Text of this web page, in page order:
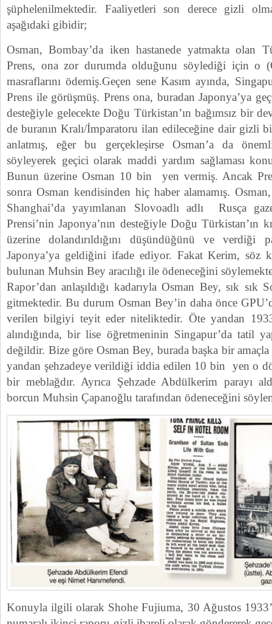
şüphelenilmektedir. Faaliyetleri son derece gizli
aşağıdaki gibidir;
Osman, Bombay’da iken hastanede yatmakta olan
Prens, ona zor durumda olduğunu söylediği için o
masraflarını ödemiş.Geçen sene Kasım ayında,
Prens ile görüşmüş. Prens ona, buradan Japonya’ya
desteğiyle gelecekte Doğu Türkistan’ın bağımsız bir
de buranın Kralı/İmparatoru ilan edileceğine dair gizli bir
anlatmış, eğer bu gerçekleşirse Osman’a da
söyleyerek geçici olarak maddi yardım sağlaması
Bunun üzerine Osman 10 bin yen vermiş. Ancak
sonra Osman kendisinden hiç haber alamamış.
Shanghai’da yayımlanan Slovoadlı adlı Rusça
Prensi’nin Japonya’nın desteğiyle Doğu Türkistan’ın
üzerine dolandırıldığını düşündüğünü ve verdiği
Japonya’ya geldiğini ifade ediyor. Fakat Kerim, söz
bulunan Muhsin Bey aracılığı ile ödeneceğini
Rapor’dan anlaşıldığı kadarıyla Osman Bey, sık
gitmektedir. Bu durum Osman Bey’in daha önce
verilen bilgiyi teyit eder niteliktedir. Öte yandan
alındığında, bir lise öğretmeninin Singapur’da tatil
değildir. Bize göre Osman Bey, burada başka bir
yandan şehzadeye verildiği iddia edilen 10 bin yen o
bir meblağdır. Ayrıca Şehzade Abdülkerim parayı
borcun Muhsin Çapanoğlu tarafından ödeneceğini
Konuyla ilgili olarak Shohe Fujiuma, 30 Ağustos